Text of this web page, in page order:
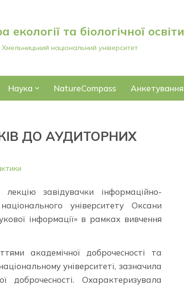
екології та біологічної освіти
Хмельницький національний університет
Наука NatureCompass Анкетування
ДО АУДИТОРНИХ
завідувачки інформаційно-
університету Оксани
інформації» в рамках вивчення
академічної доброчесності та
університеті, зазначила
доброчесності. Охарактеризувала